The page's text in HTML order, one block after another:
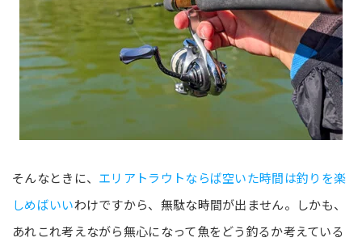
そんなときに、 エリアトラウトならば空いた時間は釣りを楽
しめばいいわけですから、無駄な時間が出ません。しかも、
あれこれ考えながら無心になって魚をどう釣るか考えている